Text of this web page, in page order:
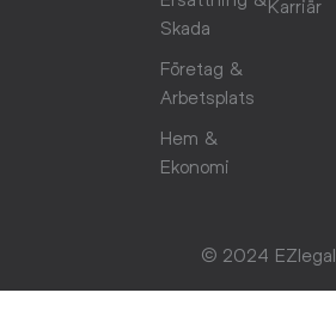
Skada
Företag &
Arbetsplats
Hem &
Ekonomi
Karriär
© 2024 EZlegal